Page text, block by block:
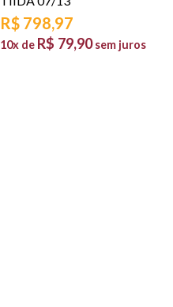
R$ 798,97
10x de R$ 79,90 sem juros